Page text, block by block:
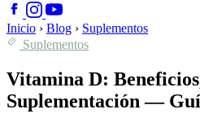
Inicio › Blog › Suplementos
Suplementos
Vitamina D:
Suplementación —